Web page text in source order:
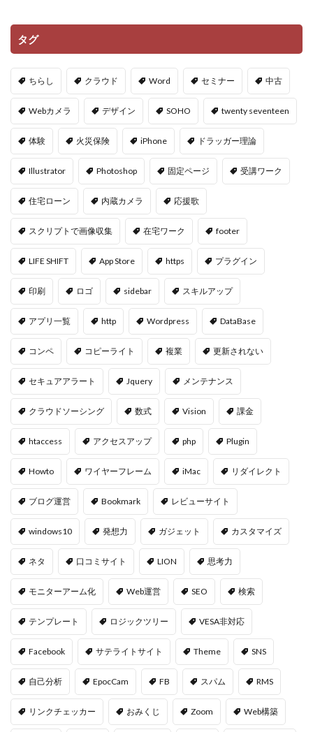
タグ
ちらし クラウド Word セミナー 中古
Webカメラ デザイン SOHO twenty seventeen
体験 火災保険 iPhone ドラッガー理論
Illustrator Photoshop 固定ページ 受講ワーク
住宅ローン 内蔵カメラ 応援歌
スクリプトで画像収集 在宅ワーク footer
LIFE SHIFT App Store https プラグイン
印刷 ロゴ sidebar スキルアップ
アプリ一覧 http Wordpress DataBase
コンペ コピーライト 複業 更新されない
セキュアアラート Jquery メンテナンス
クラウドソーシング 数式 Vision 課金
htaccess アクセスアップ php Plugin
Howto ワイヤーフレーム iMac リダイレクト
ブログ運営 Bookmark レビューサイト
windows10 発想力 ガジェット カスタマイズ
ネタ 口コミサイト LION 思考力
モニターアーム化 Web運営 SEO 検索
テンプレート ロジックツリー VESA非対応
Facebook サテライトサイト Theme SNS
自己分析 EpocCam FB スパム RMS
リンクチェッカー おみくじ Zoom Web構築